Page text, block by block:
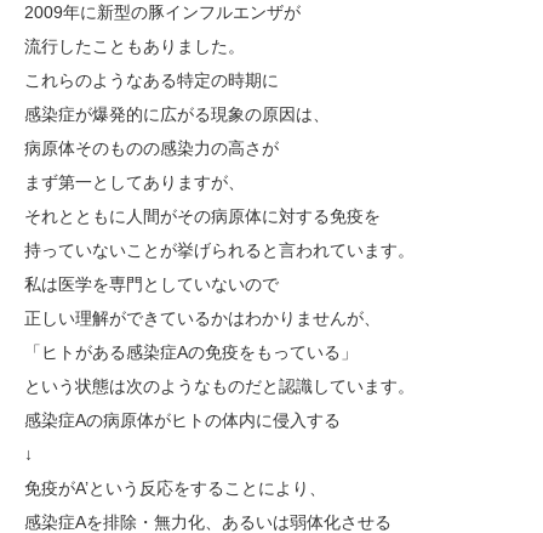
2009年に新型の豚インフルエンザが
流行したこともありました。
これらのようなある特定の時期に
感染症が爆発的に広がる現象の原因は、
病原体そのものの感染力の高さが
まず第一としてありますが、
それとともに人間がその病原体に対する免疫を
持っていないことが挙げられると言われています。
私は医学を専門としていないので
正しい理解ができているかはわかりませんが、
「ヒトがある感染症Aの免疫をもっている」
という状態は次のようなものだと認識しています。
感染症Aの病原体がヒトの体内に侵入する
↓
免疫がA’という反応をすることにより、
感染症Aを排除・無力化、あるいは弱体化させる